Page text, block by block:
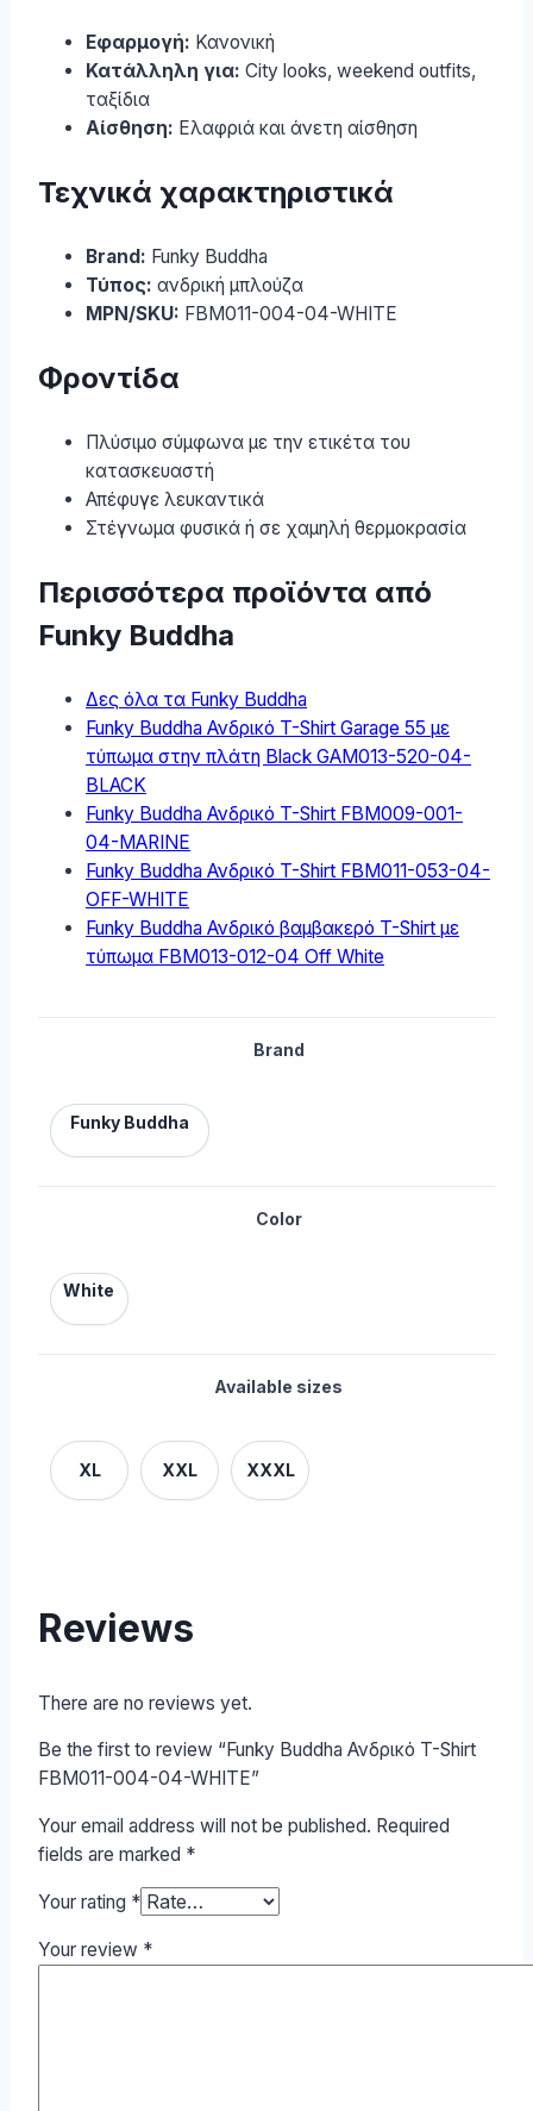
Εφαρμογή: Κανονική
Κατάλληλη για: City looks, weekend outfits,
ταξίδια
Αίσθηση: Ελαφριά και άνετη αίσθηση
Τεχνικά χαρακτηριστικά
Brand: Funky Buddha
Τύπος: ανδρική μπλούζα
MPN/SKU: FBM011-004-04-WHITE
Φροντίδα
Πλύσιμο σύμφωνα με την ετικέτα του
κατασκευαστή
Απέφυγε λευκαντικά
Στέγνωμα φυσικά ή σε χαμηλή θερμοκρασία
Περισσότερα προϊόντα από
Funky Buddha
Δες όλα τα Funky Buddha
Funky Buddha Ανδρικό T-Shirt Garage 55 με
τύπωμα στην πλάτη Black GAM013-520-04-
BLACK
Funky Buddha Ανδρικό T-Shirt FBM009-001-
04-MARINE
Funky Buddha Ανδρικό T-Shirt FBM011-053-04-
OFF-WHITE
Funky Buddha Ανδρικό βαμβακερό T-Shirt με
τύπωμα FBM013-012-04 Off White
Brand
Funky Buddha
Color
White
Available sizes
XL XXL XXXL
Reviews
There are no reviews yet.
Be the first to review “Funky Buddha Ανδρικό T-Shirt
FBM011-004-04-WHITE”
Your email address will not be published. Required
fields are marked *
Your rating *
Your review *